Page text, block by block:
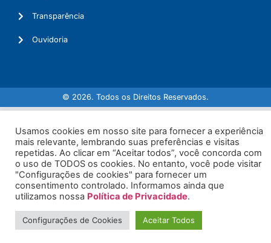
Transparência
Ouvidoria
© 2026. Todos os Direitos Reservados.
Usamos cookies em nosso site para fornecer a experiência
mais relevante, lembrando suas preferências e visitas
repetidas. Ao clicar em “Aceitar todos”, você concorda com
o uso de TODOS os cookies. No entanto, você pode visitar
"Configurações de cookies" para fornecer um
consentimento controlado. Informamos ainda que
utilizamos nossa Política de Privacidade.
Configurações de Cookies Aceitar Todos